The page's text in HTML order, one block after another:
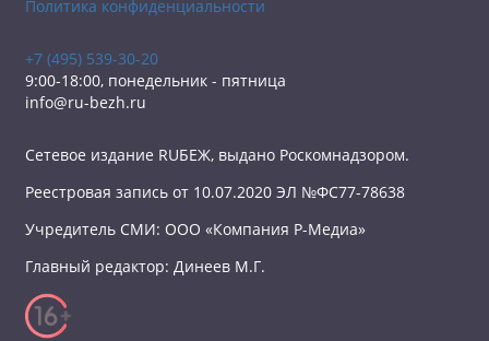
Политика конфиденциальности
+7 (495) 539-30-20
9:00-18:00, понедельник - пятница
info@ru-bezh.ru
Сетевое издание RUБЕЖ, выдано Роскомнадзором.
Реестровая запись от 10.07.2020 ЭЛ №ФС77-78638
Учредитель СМИ: ООО «Компания Р-Медиа»
Главный редактор: Динеев М.Г.